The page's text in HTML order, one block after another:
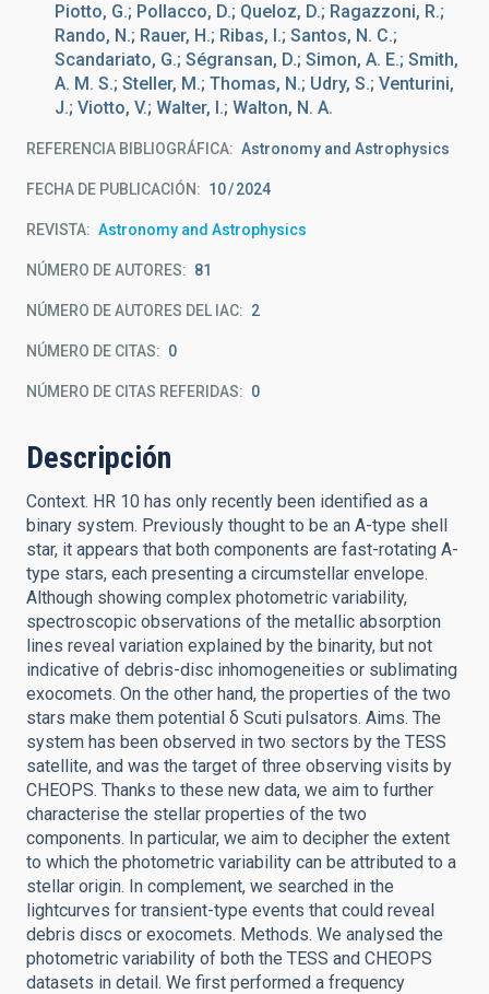
Piotto, G.; Pollacco, D.; Queloz, D.; Ragazzoni, R.;
Rando, N.; Rauer, H.; Ribas, I.; Santos, N. C.;
Scandariato, G.; Ségransan, D.; Simon, A. E.; Smith,
A. M. S.; Steller, M.; Thomas, N.; Udry, S.; Venturini,
J.; Viotto, V.; Walter, I.; Walton, N. A.
REFERENCIA BIBLIOGRÁFICA Astronomy and Astrophysics
FECHA DE PUBLICACIÓN: 10 2024
REVISTA Astronomy and Astrophysics
NÚMERO DE AUTORES 81
NÚMERO DE AUTORES DEL IAC 2
NÚMERO DE CITAS 0
NÚMERO DE CITAS REFERIDAS 0
Descripción
Context. HR 10 has only recently been identified as a
binary system. Previously thought to be an A-type shell
star, it appears that both components are fast-rotating A-
type stars, each presenting a circumstellar envelope.
Although showing complex photometric variability,
spectroscopic observations of the metallic absorption
lines reveal variation explained by the binarity, but not
indicative of debris-disc inhomogeneities or sublimating
exocomets. On the other hand, the properties of the two
stars make them potential δ Scuti pulsators. Aims. The
system has been observed in two sectors by the TESS
satellite, and was the target of three observing visits by
CHEOPS. Thanks to these new data, we aim to further
characterise the stellar properties of the two
components. In particular, we aim to decipher the extent
to which the photometric variability can be attributed to a
stellar origin. In complement, we searched in the
lightcurves for transient-type events that could reveal
debris discs or exocomets. Methods. We analysed the
photometric variability of both the TESS and CHEOPS
datasets in detail. We first performed a frequency